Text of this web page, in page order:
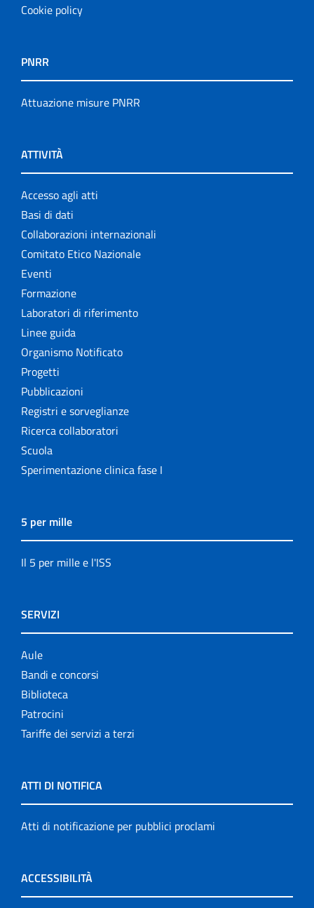
Cookie policy
PNRR
Attuazione misure PNRR
ATTIVITÀ
Accesso agli atti
Basi di dati
Collaborazioni internazionali
Comitato Etico Nazionale
Eventi
Formazione
Laboratori di riferimento
Linee guida
Organismo Notificato
Progetti
Pubblicazioni
Registri e sorveglianze
Ricerca collaboratori
Scuola
Sperimentazione clinica fase I
5 per mille
Il 5 per mille e l'ISS
SERVIZI
Aule
Bandi e concorsi
Biblioteca
Patrocini
Tariffe dei servizi a terzi
ATTI DI NOTIFICA
Atti di notificazione per pubblici proclami
ACCESSIBILITÀ